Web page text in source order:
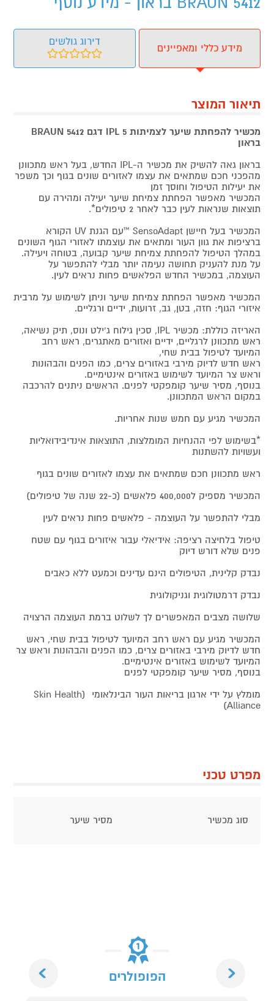
מידע כללי ומאפיינים
דירוג גולשים
תיאור המוצר
מכשיר להפחתת שיער לצמיתות IPL 5 דגם BRAUN 5412
בראון
בראון גאה להשיק את מכשיר ה-IPL החדש, בעל ראש מתכוונן
מהפכני חכם שמתאים את עצמו לאזורים שונים בגוף וכך משפר
את יעילות הטיפול וחוסך זמן
המכשיר מאפשר הפחתת צמיחת שיער יעילה ומהירה עם
תוצאות שנראות לעין כבר לאחר 2 טיפולים*.
המכשיר בעל חיישן SensoAdapt ™עם הגנת UV הקורא
ברציפות את גוון העור ומתאים את עוצמתו לאזורי הגוף השונים
במהלך הטיפול להפחתת צמיחת שיער קבועה, בטוחה ויעילה.
על מנת להעניק תחושה נעימה יותר מבלי להתפשר על
העוצמה, במכשיר החדש הפלאשים פחות נראים לעין.
המכשיר מאפשר הפחתת צמיחת שיער וניתן לשימוש על מרבית
איזורי הגוף: חזה, בטן, גב, זרועות, ידיים ורגליים.
האריזה כוללת: מכשיר IPL, סכין גילוח ג'ילט ונוס, תיק נשיאה,
ראש מתכוונן לרגליים, ידיים ואזורים מאתגרים, ראש רחב
המיועד לטיפול בבית שחי,
ראש חדש לדיוק מירבי באזורים צרים, כמו הפנים והבהונות
וראש צר המיועד לשימוש באזורים אינטימיים.
בנוסף, מסיר שיער קומפקטי לפנים. הראשים ניתנים להרכבה
במקום הראש המתכוונן.
המכשיר מגיע עם חמש שנות אחריות.
*בשימוש לפי ההנחיות המומלצות, התוצאות אינדיבידואליות
ועשויות להשתנות
ראש מתכוונן חכם שמתאים את עצמו לאזורים שונים בגוף
המכשיר מספיק ל400,000 פלאשים (כ-22 שנה של טיפולים)
מבלי להתפשר על העוצמה - פלאשים פחות נראים לעין
טיפול בלחיצה רציפה: אידיאלי עבור איזורים בגוף עם שטח
פנים שלא דורש דיוק
נבדק קלינית, הטיפולים הינם עדינים וכמעט ללא כאבים
נבדק דרמטולוגית וגניקולוגית
שלושה מצבים המאפשרים לך לשלוט ברמת העוצמה הרצויה
המכשיר מגיע עם ראש רחב המיועד לטיפול בבית שחי, ראש
חדש לדיוק מירבי באזורים צרים, כמו הפנים והבהונות וראש צר
המיועד לשימוש באזורים אינטימיים.
בנוסף, מסיר שיער קומפקטי לפנים
מומלץ על ידי ארגון בריאות העור הבינלאומי (Skin Health
Alliance)
מפרט טכני
סוג מכשיר מסיר שיער
הפופולרים